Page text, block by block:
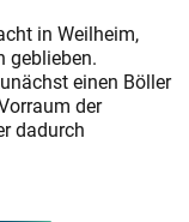
in Weilheim,
geblieben.
einen Böller
der
dadurch